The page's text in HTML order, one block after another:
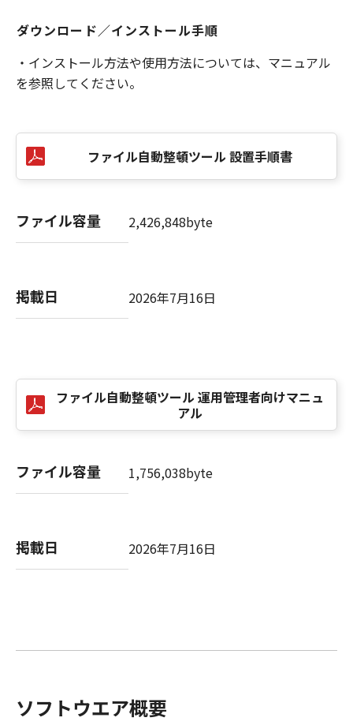
ダウンロード／インストール手順
・インストール方法や使用方法については、マニュアル
を参照してください。
ファイル自動整頓ツール 設置手順書
ファイル容量 2,426,848byte
掲載日 2026年7月16日
ファイル自動整頓ツール 運用管理者向けマニュ
アル
ファイル容量 1,756,038byte
掲載日 2026年7月16日
ソフトウエア概要